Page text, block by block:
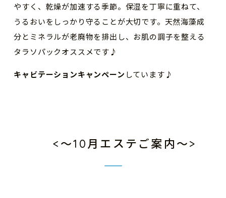
やすく、乾燥が加速する季節。保湿を丁寧に重ねて、
うるおいをしっかり守ることが大切です。天然海藻成
分とミネラルが老廃物を排出し、お肌の調子を整える
タラソパックオススメです♪
キャビテーションキャンペーン しています♪
<〜10月エステご案内〜>